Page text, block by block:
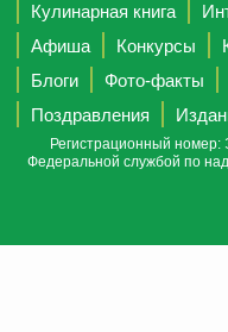
Кулинарная книга
Афиша
Конкурсы
Блоги
Фото-факты
Поздравления
Регистрационный
Федеральной службой по